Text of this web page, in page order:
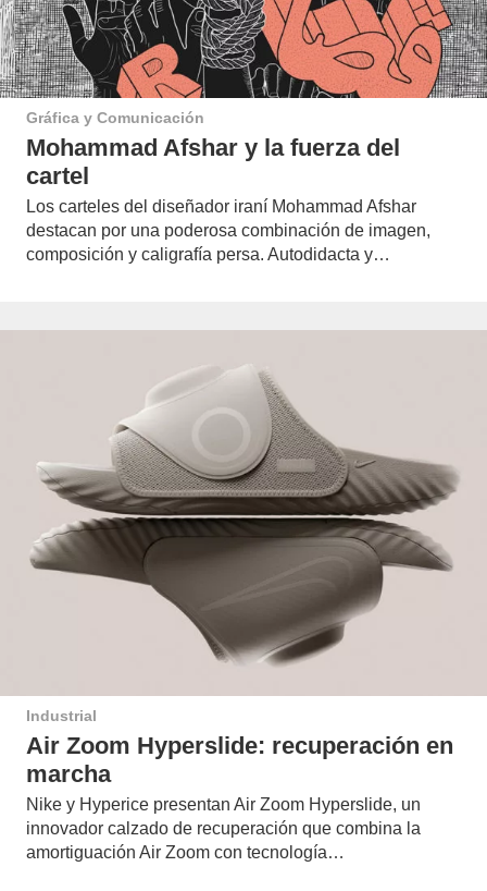
Gráfica y Comunicación
Mohammad Afshar y la fuerza del
cartel
Los carteles del diseñador iraní Mohammad Afshar
destacan por una poderosa combinación de imagen,
composición y caligrafía persa. Autodidacta y…
Industrial
Air Zoom Hyperslide: recuperación en
marcha
Nike y Hyperice presentan Air Zoom Hyperslide, un
innovador calzado de recuperación que combina la
amortiguación Air Zoom con tecnología…